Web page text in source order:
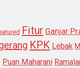
Fitur Ganjar
KPK Lebak
Puan Maharani